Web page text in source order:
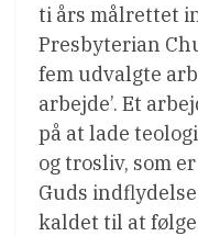
ti års målrettet
Presbyterian
fem udvalgte
arbejde’. Et
på at lade
og trosliv, som
Guds
kaldet til at